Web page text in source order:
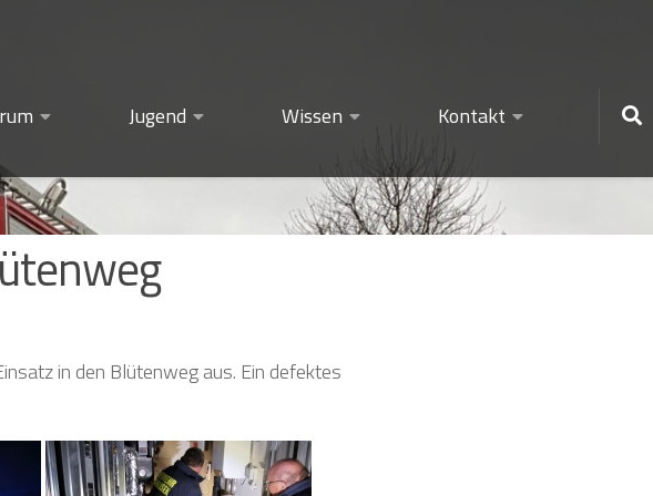
Jugend Wissen Kontakt
in den Blütenweg aus. Ein defektes